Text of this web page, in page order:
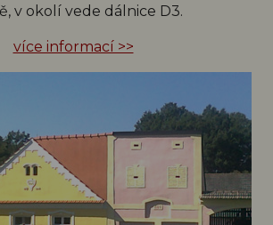
v okolí vede dálnice D3.
více informací >>